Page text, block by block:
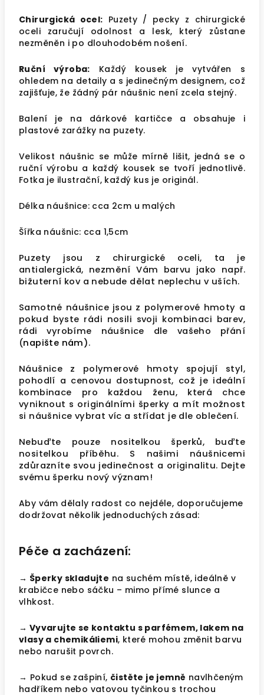
Chirurgická ocel: Puzety / pecky z chirurgické
oceli zaručují odolnost a lesk, který zůstane
nezměněn i po dlouhodobém nošení.
Ruční výroba: Každý kousek je vytvářen s
ohledem na detaily a s jedinečným designem, což
zajišťuje, že žádný pár náušnic není zcela stejný.
Balení je na dárkové kartičce a obsahuje i
plastové zarážky na puzety.
Velikost náušnic se může mírně lišit, jedná se o
ruční výrobu a každý kousek se tvoří jednotlivě.
Fotka je ilustrační, každý kus je originál.
Délka náušnice: cca 2cm u malých
Šířka náušnic: cca 1,5cm
Puzety jsou z chirurgické oceli, ta je
antialergická, nezmění Vám barvu jako např.
bižuterní kov a nebude dělat neplechu v uších.
Samotné náušnice jsou z polymerové hmoty a
pokud byste rádi nosili svoji kombinaci barev,
rádi vyrobíme náušnice dle vašeho přání
(napište nám).
Náušnice z polymerové hmoty spojují styl,
pohodlí a cenovou dostupnost, což je ideální
kombinace pro každou ženu, která chce
vyniknout s originálními šperky a mít možnost
si náušnice vybrat víc a střídat je dle oblečení.
Nebuďte pouze nositelkou šperků, buďte
nositelkou příběhu. S našimi náušnicemi
zdůrazníte svou jedinečnost a originalitu. Dejte
svému šperku nový význam!
Aby vám dělaly radost co nejdéle, doporučujeme
dodržovat několik jednoduchých zásad:
Péče a zacházení:
→ Šperky skladujte na suchém místě, ideálně v
krabičce nebo sáčku – mimo přímé slunce a
vlhkost.
→ Vyvarujte se kontaktu s parfémem, lakem na
vlasy a chemikáliemi, které mohou změnit barvu
nebo narušit povrch.
→ Pokud se zašpiní, čistěte je jemně navlhčeným
hadříkem nebo vatovou tyčinkou s trochou